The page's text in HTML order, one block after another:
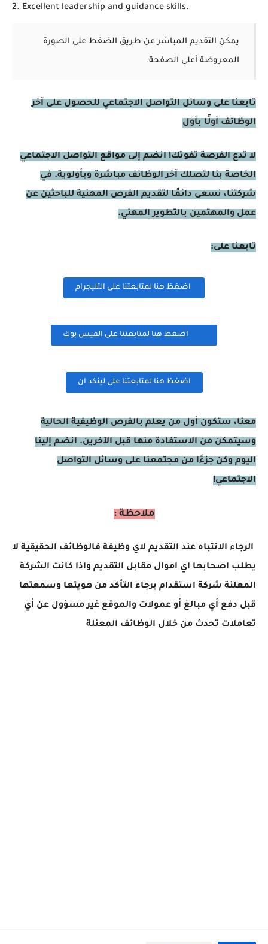
Excellent leadership and guidance skills.
يمكن التقديم المباشر عن طريق الضغط على الصورة
المعروضة أعلى الصفحة.
تابعنا على وسائل التواصل الاجتماعي للحصول على آخر
الوظائف أولًا بأول
لا تدع الفرصة تفوتك! انضم إلى مواقع التواصل الاجتماعي
الخاصة بنا لتصلك آخر الوظائف مباشرة وبأولوية. في
شركتنا، نسعى دائمًا لتقديم الفرص المهنية للباحثين عن
عمل والمهتمين بالتطوير المهني.
تابعنا على:
اضغظ هنا لمتابعتنا على التليجرام
اضغظ هنا لمتابعتنا على الفيس بوك
اضغظ هنا لمتابعتنا على لينكد ان
معنا، ستكون أول من يعلم بالفرص الوظيفية الحالية
وسيتمكن من الاستفادة منها قبل الآخرين. انضم إلينا
اليوم وكن جزءًا من مجتمعنا على وسائل التواصل
الاجتماعي!
ملاحظة :
الرجاء الانتباه عند التقديم لاي وظيفة فالوظائف الحقيقية لا
يطلب اصحابها اي اموال مقابل التقديم واذا كانت الشركة
المعلنة شركة استقدام برجاء التأكد من هويتها وسمعتها
قبل دفع أي مبالغ أو عمولات والموقع غير مسؤول عن أي
تعاملات تحدث من خلال الوظائف المعنلة